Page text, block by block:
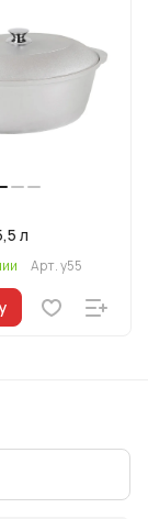
л
Арт.у55